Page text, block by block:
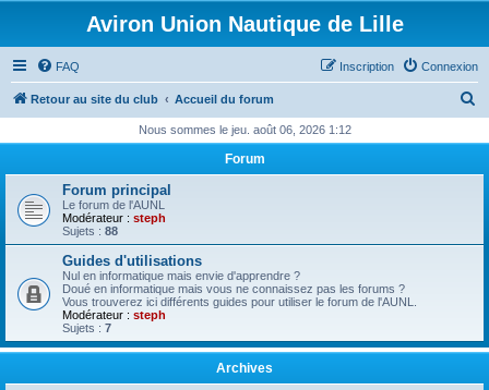
Aviron Union Nautique de Lille
FAQ Connexion
Inscription
Retour au site du club Accueil du forum
h
Nous sommes le jeu. août 06, 2026 1:12
Forum
Forum principal
Le forum de l'AUNL
Modérateur : steph
Sujets : 88
Guides d'utilisations
Nul en informatique mais envie d'apprendre ?
Doué en informatique mais vous ne connaissez pas les forums ?
Vous trouverez ici différents guides pour utiliser le forum de l'AUNL.
Modérateur : steph
Sujets : 7
Archives